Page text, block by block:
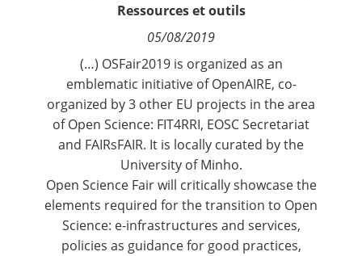
Ressources et outils
05/08/2019
(…) OSFair2019 is organized as an
emblematic initiative of OpenAIRE, co-
organized by 3 other EU projects in the area
of Open Science: FIT4RRI, EOSC Secretariat
and FAIRsFAIR. It is locally curated by the
University of Minho.
Open Science Fair will critically showcase the
elements required for the transition to Open
Science: e-infrastructures and services,
policies as guidance for good practices,